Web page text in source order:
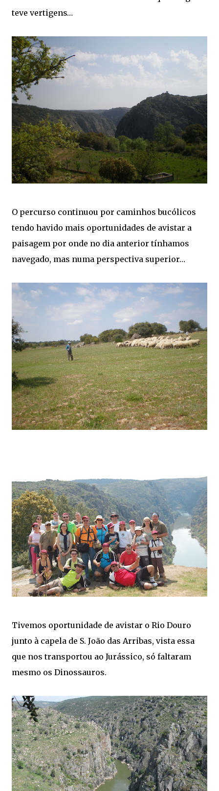
teve vertigens…
O percurso continuou por caminhos bucólicos
tendo havido mais oportunidades de avistar a
paisagem por onde no dia anterior tínhamos
navegado, mas numa perspectiva superior…
Tivemos oportunidade de avistar o Rio Douro
junto à capela de S. João das Arribas, vista essa
que nos transportou ao Jurássico, só faltaram
mesmo os Dinossauros.